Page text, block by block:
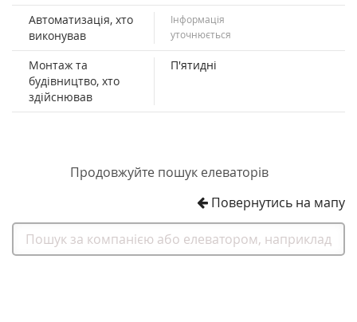
Автоматизація, хто
виконував
Інформація
уточнюється
Монтаж та
будівництво, хто
здійснював
П'ятидні
Продовжуйте пошук елеваторів
Повернутись на мапу